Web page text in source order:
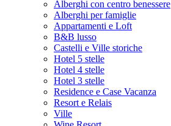
Alberghi con centro benessere
Alberghi per famiglie
Appartamenti e Loft
B&B lusso
Castelli e Ville storiche
Hotel 5 stelle
Hotel 4 stelle
Hotel 3 stelle
Residence e Case Vacanza
Resort e Relais
Ville